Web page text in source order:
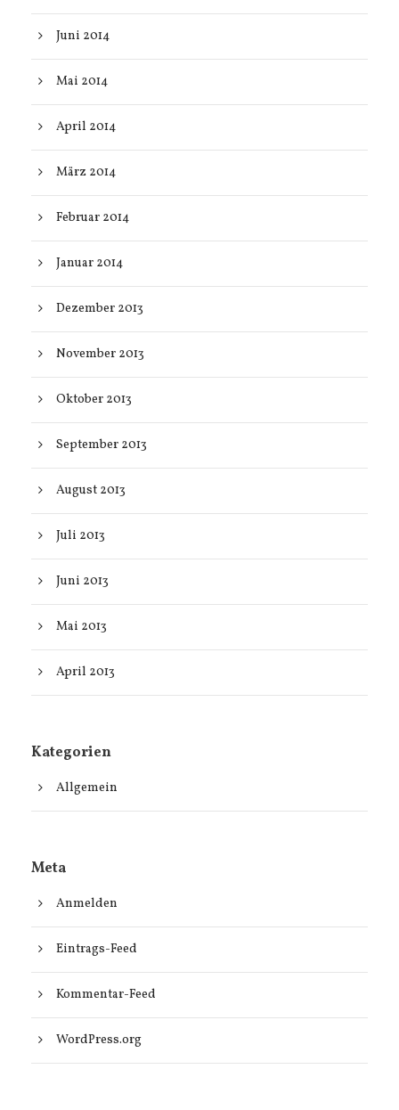
Juni 2014
Mai 2014
April 2014
März 2014
Februar 2014
Januar 2014
Dezember 2013
November 2013
Oktober 2013
September 2013
August 2013
Juli 2013
Juni 2013
Mai 2013
April 2013
Kategorien
Allgemein
Meta
Anmelden
Eintrags-Feed
Kommentar-Feed
WordPress.org